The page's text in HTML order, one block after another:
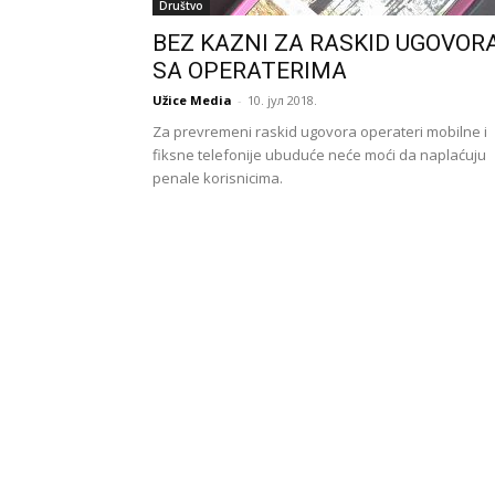
Društvo
BEZ KAZNI ZA RASKID
SA OPERATERIMA
Užice Media - 10. јул 2018.
Za prevremeni raskid ugovora operateri mobilne i
fiksne telefonije ubuduće neće moći da naplaćuju
penale korisnicima.